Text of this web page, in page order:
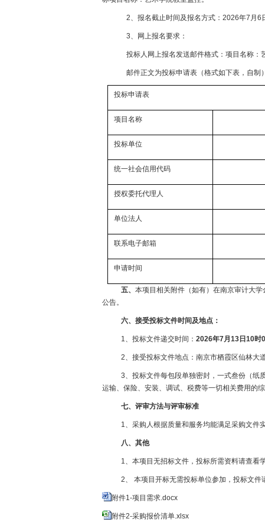
2、报名截止时间及报名方式： 2026年7月6
3、网上报名要求：
投标人网上报名发送邮件格式：项目名称：
邮件正文为投标申请表（格式如下表，自制
投标申请表
项目名称
投标单位
统一社会信用代码
授权委托代理人
单位法人
联系电子邮箱
申请时间
五、 本项目相关附件（如有）在南京审计大
公告。
六、接受投标文件时间及地点：
1、投标文件递交时间： 2026年7月13日10时
2、接受投标文件地点：南京市栖霞区仙林大
3、投标文件每包段单独密封，一式叁份（纸
运输、保险、安装、调试、税费等一切相关费用的综
七、评审方法与评审标准
1、采购人根据质量和服务均能满足采购文件
八、其他
1、本项目无招标文件，投标所需资料请查看
2、 本项目开标无需投标单位参加，投标文件
附件1-项目需求.docx
附件2-采购报价清单.xlsx